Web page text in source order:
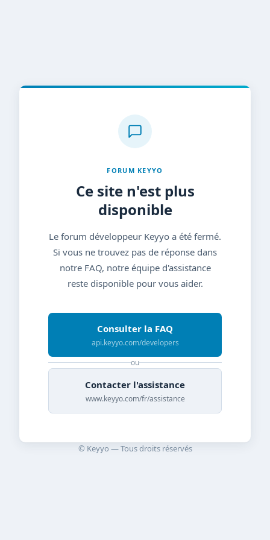
FORUM KEYYO
Ce site n'est plus
disponible
Le forum développeur Keyyo a été fermé.
Si vous ne trouvez pas de réponse dans
notre FAQ, notre équipe d'assistance
reste disponible pour vous aider.
Consulter la FAQ
api.keyyo.com/developers
ou
Contacter l'assistance
www.keyyo.com/fr/assistance
© Keyyo — Tous droits réservés